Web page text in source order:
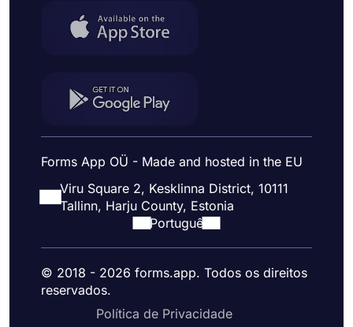
Forms App OÜ - Made and hosted in the EU
Viru Square 2, Kesklinna District, 10111
Tallinn, Harju County, Estonia
Portuguê
© 2018 - 2026 forms.app. Todos os direitos
reservados.
Política de Privacidade